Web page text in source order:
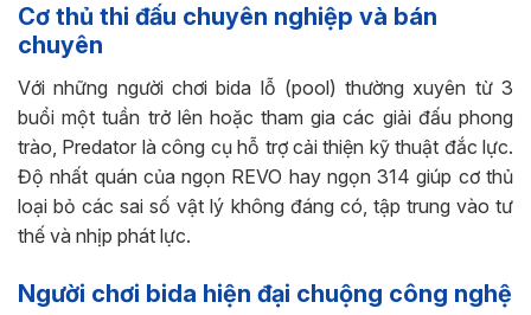
Cơ thủ thi đấu chuyên nghiệp và bán
chuyên
Với những người chơi bida lỗ (pool) thường xuyên từ 3
buổi một tuần trở lên hoặc tham gia các giải đấu phong
trào, Predator là công cụ hỗ trợ cải thiện kỹ thuật đắc lực.
Độ nhất quán của ngọn REVO hay ngọn 314 giúp cơ thủ
loại bỏ các sai số vật lý không đáng có, tập trung vào tư
thế và nhịp phát lực.
Người chơi bida hiện đại chuộng công nghệ